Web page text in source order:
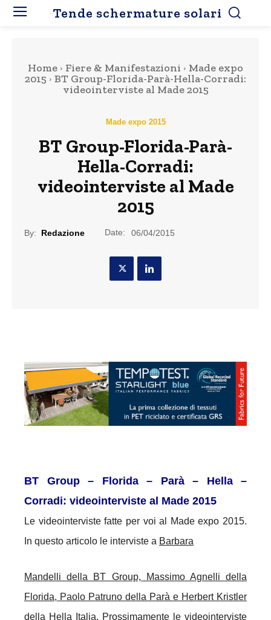
Tende schermature solari
Home Fiere & Manifestazioni
Made expo
2015
BT Group-Florida-Parà-Hella-Corradi:
videointerviste al Made 2015
Made expo 2015
BT Group-Florida-Parà-
Hella-Corradi:
videointerviste al Made
2015
By: Redazione Date: 06/04/2015
BT Group – Florida – Parà – Hella –
Corradi: videointerviste al Made 2015
Le videointerviste fatte per voi al Made expo 2015.
In questo articolo le interviste a Barbara
Mandelli della BT Group, Massimo Agnelli della
Florida, Paolo Patruno della Parà e Herbert Kristler
della Hella Italia. Prossimamente le videointerviste